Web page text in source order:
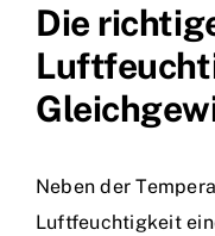
Die
Neben der
Luftfeuchtigkeit